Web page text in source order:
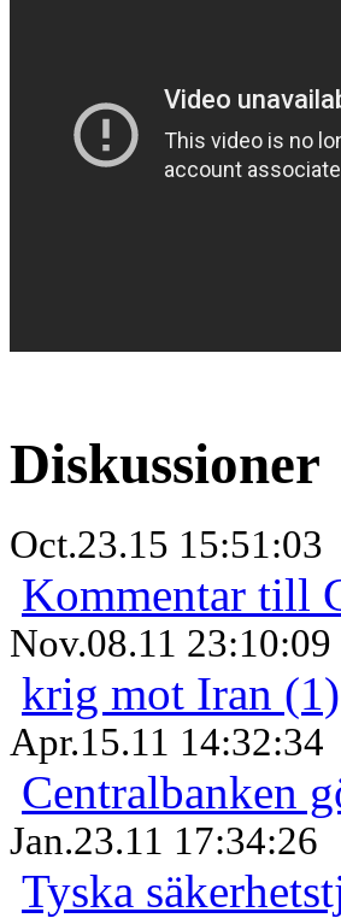
Diskussioner
Oct.23.15 15:51:03
Kommentar till
Nov.08.11 23:10:09
krig mot Iran (1)
Apr.15.11 14:32:34
Centralbanken
Jan.23.11 17:34:26
Tyska